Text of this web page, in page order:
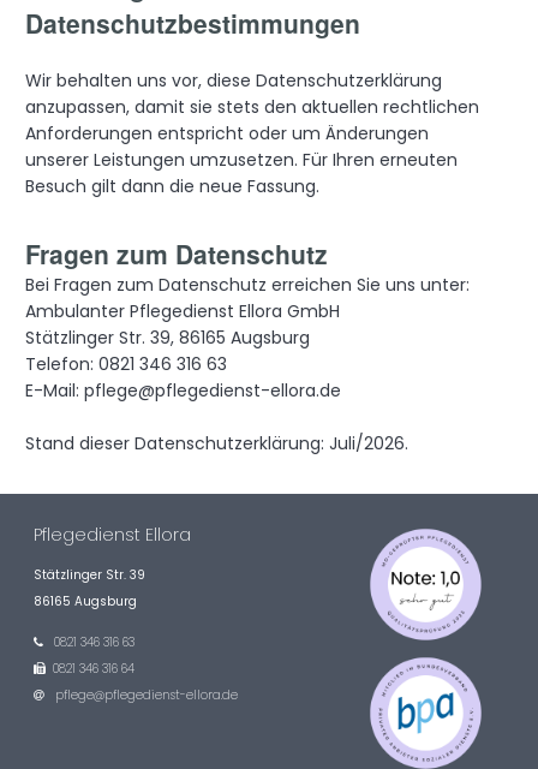
Datenschutzbestimmungen
Wir behalten uns vor, diese Datenschutzerklärung
anzupassen, damit sie stets den aktuellen rechtlichen
Anforderungen entspricht oder um Änderungen
unserer Leistungen umzusetzen. Für Ihren erneuten
Besuch gilt dann die neue Fassung.
Fragen zum Datenschutz
Bei Fragen zum Datenschutz erreichen Sie uns unter:
Ambulanter Pflegedienst Ellora GmbH
Stätzlinger Str. 39, 86165 Augsburg
Telefon: 0821 346 316 63
E-Mail: pflege@pflegedienst-ellora.de
Stand dieser Datenschutzerklärung: Juli/2026.
Pflegedienst Ellora
Stätzlinger Str. 39
86165 Augsburg
 0821 346 316 63
 0821 346 316 64
 pflege@pflegedienst-ellora.de